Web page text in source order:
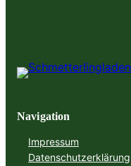
Navigation
Impressum
Datenschutzerklärung